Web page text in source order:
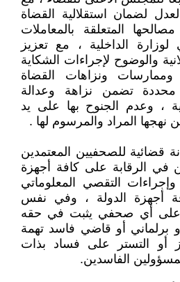
لضمان استقلالية القضاة
المتعلقة بالمعاملات
لوزارة الداخلية ، مع تعزيز
والوضوح لإجراءات الشكاية
ونزاهات القضاة
محددة تضمن نزاهة وعدالة
، وعدم الجنوح بها على يد
المراد والمرسوم لها .
للصحفيين المعتمدين
في الرقابة على كافة أجهزة
وإجراءات التقصي المعلوماتي
أجهزة الدولة ، وفي نفس
على أي صحفي يثبت في حقه
أو قاضي فاسد تهمة
أو التستر على فساد بذات
الفاسدين.